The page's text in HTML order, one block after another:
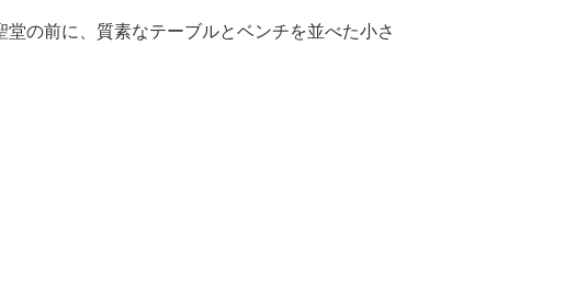
の前に、質素なテーブルとベンチを並べた小さ